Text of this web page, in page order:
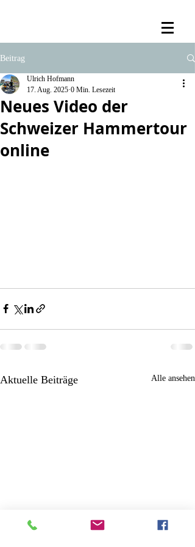
Beitrag
Neues Video der
Schweizer Hammertour
online
Ulrich Hofmann
17. Aug. 2025 0 Min. Lesezeit
Aktuelle Beiträge Alle ansehen